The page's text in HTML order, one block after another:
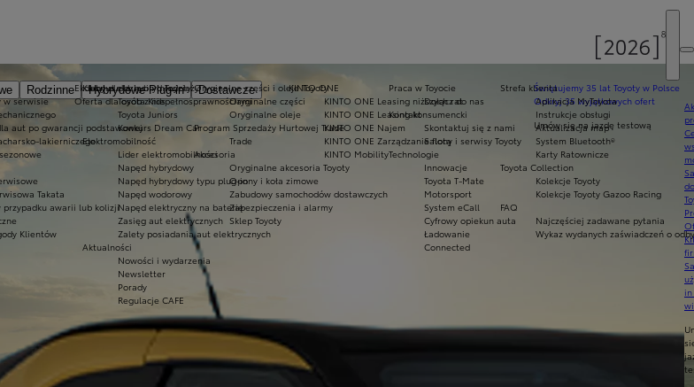
Rodzinne Hybrydowe Plug-in
Dostawcze
Ekobonus dla hybryd Toyoty
Oferta dla osób z niepełnosprawnościami
Świętujemy 35 lat Toyoty w Polsce
Odkryj 35 wyjątkowych ofert
Umów się na jazdę testową
Kluby dla dzieci i młodzieży
Toyota Kids
Toyota Juniors
Konkurs Dream Car
Elektromobilność
Lider elektromobilności
Napęd hybrydowy
Napęd hybrydowy typu plug-in
Napęd wodorowy
Napęd elektryczny na baterię
Zasięg aut elektrycznych
Zalety posiadania aut elektrycznych
Aktualności
Nowości i wydarzenia
Newsletter
Porady
Regulacje CAFE
Praca w Toyocie
Dołącz do nas
Kontakt
Skontaktuj się z nami
Salony i serwisy Toyoty
Technologie
Innowacje
Toyota T-Mate
Motorsport
System eCall
Cyfrowy opiekun auta
Ładowanie
Connected
KINTO ONE
KINTO ONE Leasing niższych rat
KINTO ONE Leasing konsumencki
KINTO ONE Najem
KINTO ONE Zarządzanie flotą
KINTO Mobility
w serwisie
aut po gwarancji podstawowej
lakierniczego
Takata
przypadku awarii lub kolizji
Klientów
Oryginalne części i oleje Toyoty
Oryginalne części
Oryginalne oleje
Program Sprzedaży Hurtowej Trade
Trade
Akcesoria
Oryginalne akcesoria Toyoty
Opony i koła zimowe
Zabudowy samochodów dostawczych
Zabezpieczenia i alarmy
Sklep Toyoty
Strefa klienta
Aplikacja MyToyota
Instrukcje obsługi
Aktualizacja map
System Bluetooth®
Karty Ratownicze
Toyota Collection
Kolekcje Toyoty
Kolekcje Toyoty Gazoo Racing
FAQ
Najczęściej zadawane pytania
Wykaz wydanych zaświadczeń o